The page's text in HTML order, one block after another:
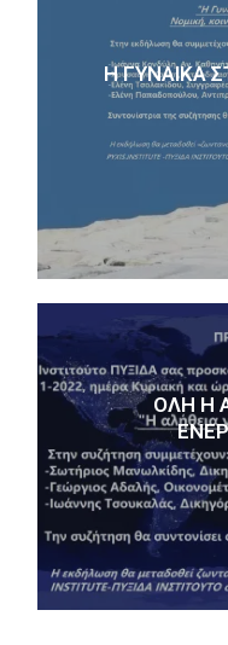
Η ΓΥΝΑΙΚΑ
ΌΛΗ Η